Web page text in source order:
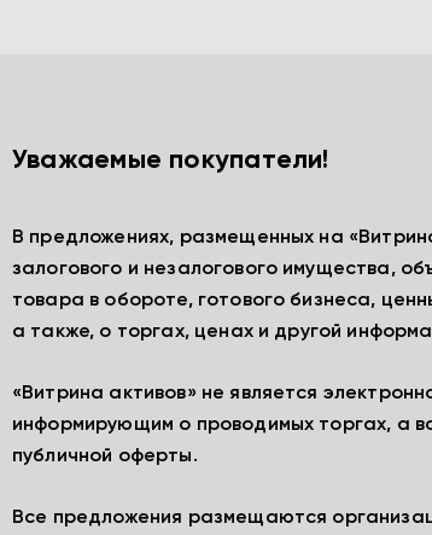
Уважаемые покупатели!
В предложениях, размещенных на
залогового и незалогового имущества,
товара в обороте, готового бизнеса,
а также, о торгах, ценах и другой
«Витрина активов» не является
информирующим о проводимых торгах, а
публичной оферты.
Все предложения размещаются